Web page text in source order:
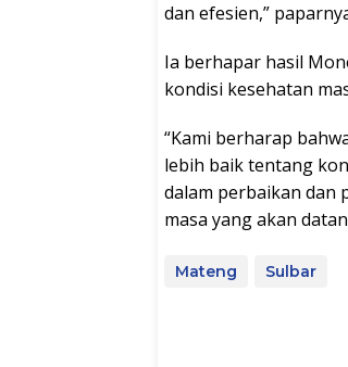
dan efesien,”
Ia berhapar hasil
kondisi kesehatan
“Kami berharap
lebih baik tentang
dalam perbaikan dan
masa yang akan
Mateng Sulbar